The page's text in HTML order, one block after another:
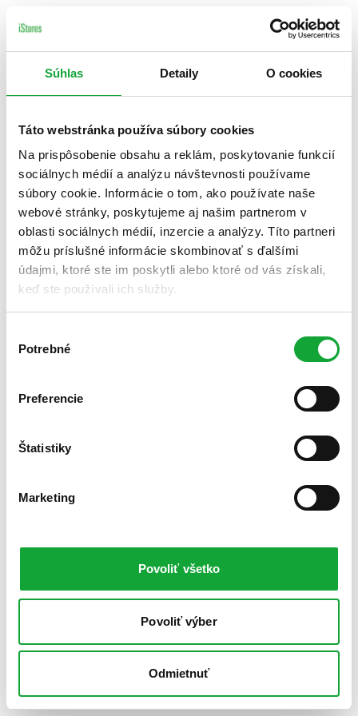
Súhlas Detaily O cookies
Táto webstránka používa súbory cookies
Na prispôsobenie obsahu a reklám, poskytovanie funkcií
sociálnych médií a analýzu návštevnosti používame
súbory cookie. Informácie o tom, ako používate naše
webové stránky, poskytujeme aj našim partnerom v
oblasti sociálnych médií, inzercie a analýzy. Títo partneri
môžu príslušné informácie skombinovať s ďalšími
údajmi, ktoré ste im poskytli alebo ktoré od vás získali,
keď ste používali ich služby.
súhlasu
Potrebné
Preferencie
Štatistiky
Marketing
Povoliť všetko
Povoliť výber
Odmietnuť